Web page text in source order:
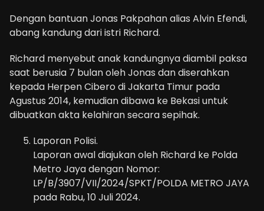
Dengan bantuan Jonas Pakpahan alias Alvin Efendi,
abang kandung dari istri Richard.
Richard menyebut anak kandungnya diambil paksa
saat berusia 7 bulan oleh Jonas dan diserahkan
kepada Herpen Cibero di Jakarta Timur pada
Agustus 2014, kemudian dibawa ke Bekasi untuk
dibuatkan akta kelahiran secara sepihak.
Laporan Polisi.
Laporan awal diajukan oleh Richard ke Polda
Metro Jaya dengan Nomor:
LP/B/3907/VII/2024/SPKT/POLDA METRO JAYA
pada Rabu, 10 Juli 2024.